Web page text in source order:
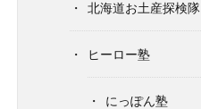
北海道お土産探検隊
ヒーロー塾
にっぽん塾